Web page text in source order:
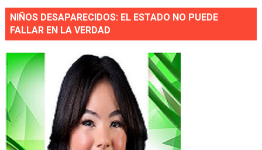
NIÑOS DESAPARECIDOS: EL ESTADO NO PUEDE
FALLAR EN LA VERDAD